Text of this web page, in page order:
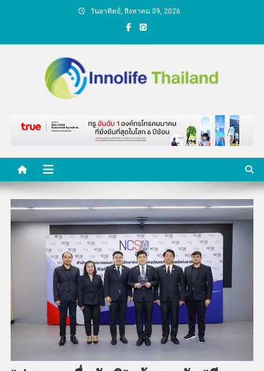
วันอาทิตย์, สิงหาคม 09, 2026
คนกับความคิด ชีวิตกับ
นวัตกรรม